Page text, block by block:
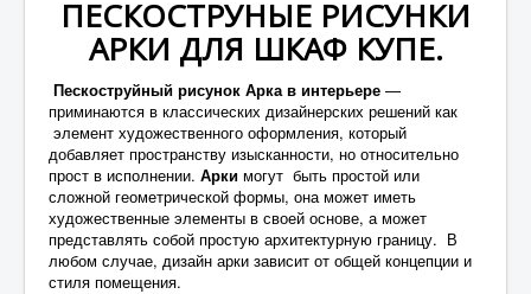
ПЕСКОСТРУНЫЕ РИСУНКИ
АРКИ ДЛЯ ШКАФ КУПЕ.
Пескоструйный рисунок Арка в интерьере —
приминаются в классических дизайнерских решений как
элемент художественного оформления, который
добавляет пространству изысканности, но относительно
прост в исполнении. Арки могут быть простой или
сложной геометрической формы, она может иметь
художественные элементы в своей основе, а может
представлять собой простую архитектурную границу. В
любом случае, дизайн арки зависит от общей концепции и
стиля помещения.